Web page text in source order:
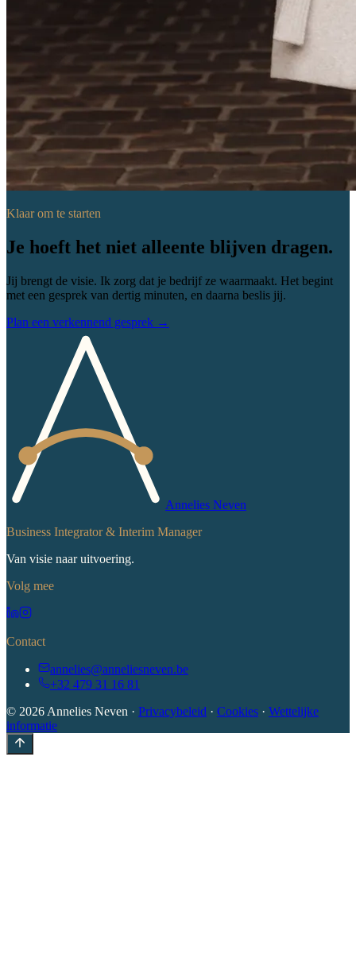
Klaar om te starten
Je hoeft het niet alleente blijven dragen.
Jij brengt de visie. Ik zorg dat je bedrijf ze waarmaakt. Het begint
met een gesprek van dertig minuten, en daarna beslis jij.
Plan een verkennend gesprek →
Annelies Neven
Business Integrator & Interim Manager
Van visie naar uitvoering.
Volg mee
Contact
annelies@anneliesneven.be
+32 479 31 16 81
© 2026 Annelies Neven · Privacybeleid · Cookies · Wettelijke
informatie